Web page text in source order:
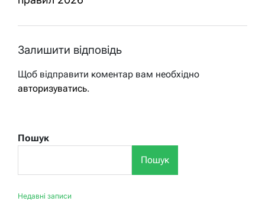
Залишити відповідь
Щоб відправити коментар вам необхідно
авторизуватись.
Пошук
Пошук
Недавні записи